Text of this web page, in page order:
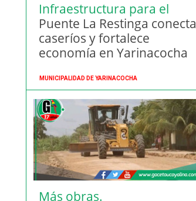
Infraestructura para el
desarrollo
Puente La Restinga conecta
caseríos y fortalece
economía en Yarinacocha
MUNICIPALIDAD DE YARINACOCHA
Más obras.